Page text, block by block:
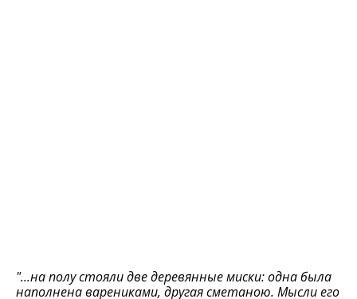
"...на полу стояли две деревянные миски: одна была
наполнена варениками, другая сметаною. Мысли его